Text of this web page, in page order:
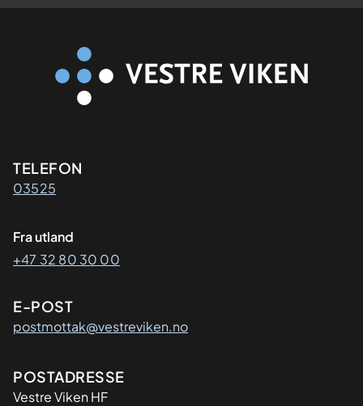
Kontaktinformasjon
TELEFON
03525
Fra utland
+47 32 80 30 00
E-POST
postmottak@vestreviken.no
Adresse
POSTADRESSE
Vestre Viken HF